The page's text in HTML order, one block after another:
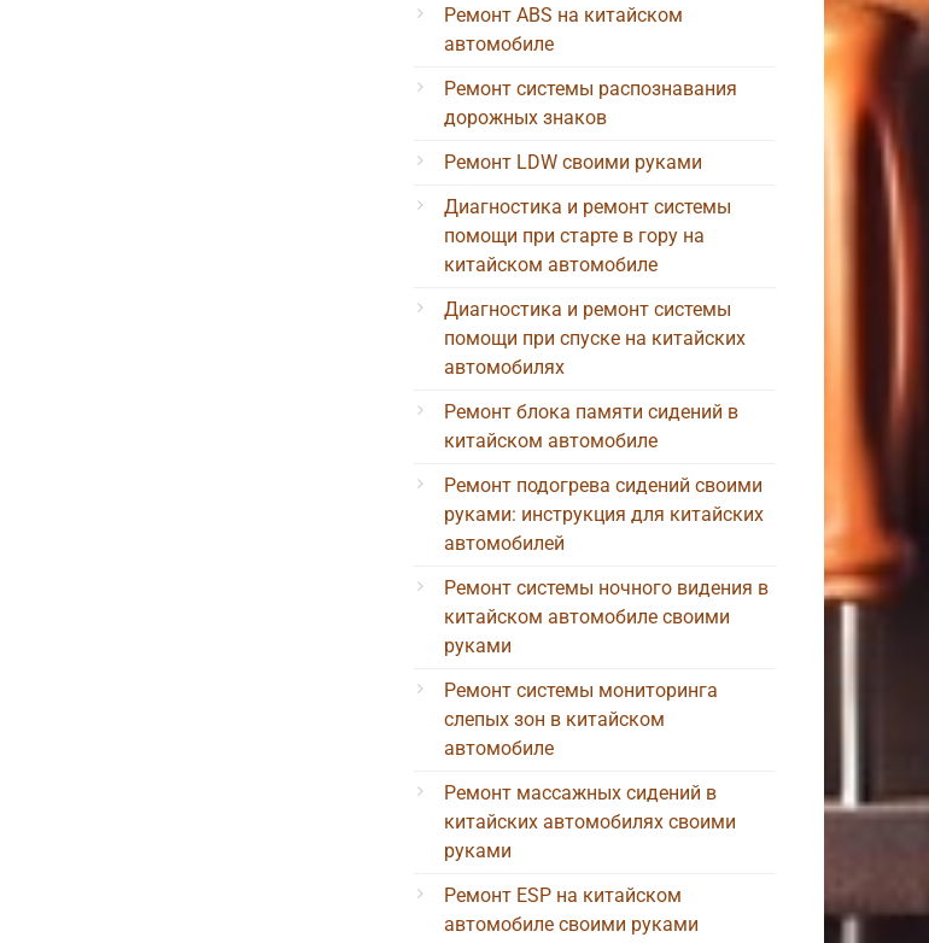
Ремонт ABS на китайском
автомобиле
Ремонт системы распознавания
дорожных знаков
Ремонт LDW своими руками
Диагностика и ремонт системы
помощи при старте в гору на
китайском автомобиле
Диагностика и ремонт системы
помощи при спуске на китайских
автомобилях
Ремонт блока памяти сидений в
китайском автомобиле
Ремонт подогрева сидений своими
руками: инструкция для китайских
автомобилей
Ремонт системы ночного видения в
китайском автомобиле своими
руками
Ремонт системы мониторинга
слепых зон в китайском
автомобиле
Ремонт массажных сидений в
китайских автомобилях своими
руками
Ремонт ESP на китайском
автомобиле своими руками